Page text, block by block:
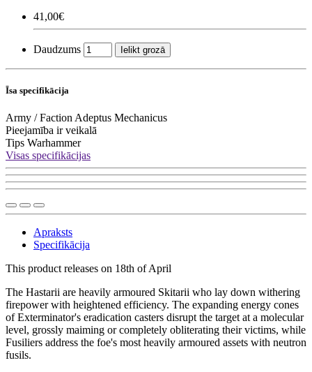
41,00€
Daudzums Ielikt grozā
Īsa specifikācija
Army / Faction Adeptus Mechanicus
Pieejamība ir veikalā
Tips Warhammer
Visas specifikācijas
Apraksts
Specifikācija
This product releases on 18th of April
The Hastarii are heavily armoured Skitarii who lay down withering
firepower with heightened efficiency. The expanding energy cones
of Exterminator's eradication casters disrupt the target at a molecular
level, grossly maiming or completely obliterating their victims, while
Fusiliers address the foe's most heavily armoured assets with neutron
fusils.